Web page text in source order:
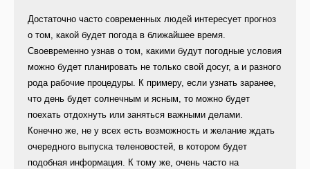
Достаточно часто современных людей интересует прогноз
о том, какой будет погода в ближайшее время.
Своевременно узнав о том, какими будут погодные условия
можно будет планировать не только свой досуг, а и разного
рода рабочие процедуры. К примеру, если узнать заранее,
что день будет солнечным и ясным, то можно будет
поехать отдохнуть или заняться важными делами.
Конечно же, не у всех есть возможность и желание ждать
очередного выпуска теленовостей, в котором будет
подобная информация. К тому же, очень часто на